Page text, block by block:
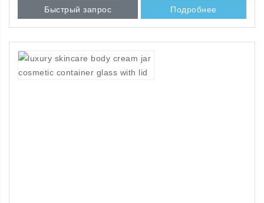
Быстрый запрос Подробнее